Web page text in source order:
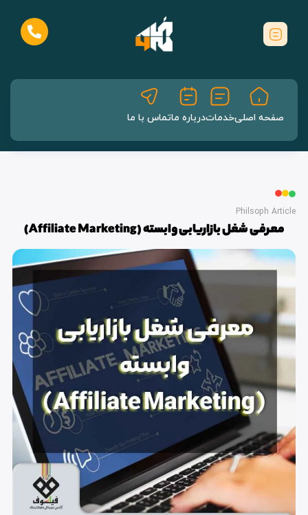
صفحه اصلیخدماتدرباره ماتماس با ما
Philsoph Article
معرفی شغل بازاریابی وابسته (Affiliate Marketing)